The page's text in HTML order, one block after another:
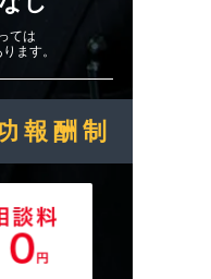
ては
ます。
報酬制